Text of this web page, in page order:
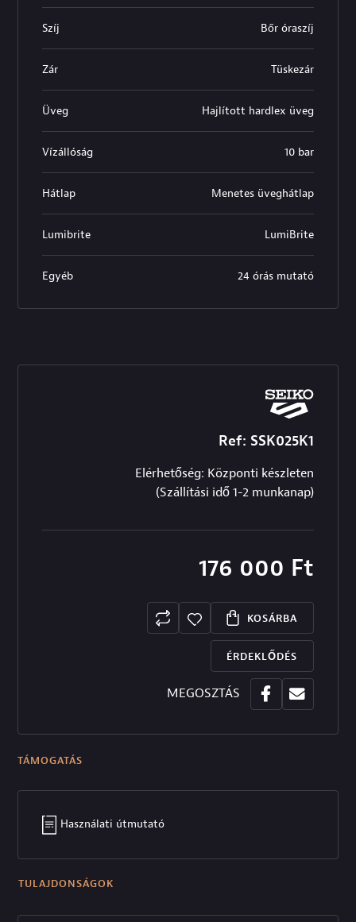
Szíj Bőr óraszíj
Zár Tüskezár
Üveg Hajlított hardlex üveg
Vízállóság 10 bar
Hátlap Menetes üveghátlap
Lumibrite LumiBrite
Egyéb 24 órás mutató
Ref: SSK025K1
Elérhetőség: Központi készleten
(Szállítási idő 1-2 munkanap)
176 000 Ft
KOSÁRBA
ÉRDEKLŐDÉS
MEGOSZTÁS
TÁMOGATÁS
Használati útmutató
TULAJDONSÁGOK